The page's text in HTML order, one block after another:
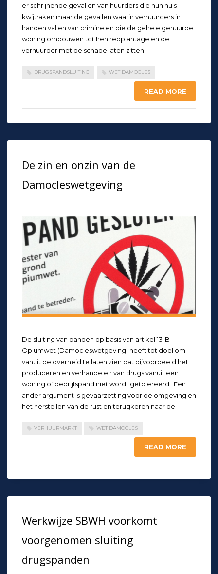
er schrijnende gevallen van huurders die hun huis
kwijtraken maar de gevallen waarin verhuurders in
handen vallen van criminelen die de gehele gehuurde
woning ombouwen tot hennepplantage en de
verhuurder met de schade laten zitten
DRUGSPANDSLUITING WET DAMOCLES
READ MORE
De zin en onzin van de
Damocleswetgeving
De sluiting van panden op basis van artikel 13-B
Opiumwet (Damocleswetgeving) heeft tot doel om
vanuit de overheid te laten zien dat bijvoorbeeld het
produceren en verhandelen van drugs vanuit een
woning of bedrijfspand niet wordt getolereerd. Een
ander argument is gevaarzetting voor de omgeving en
het herstellen van de rust en terugkeren naar de
VERHUURMARKT WET DAMOCLES
READ MORE
Werkwijze SBWH voorkomt
voorgenomen sluiting
drugspanden